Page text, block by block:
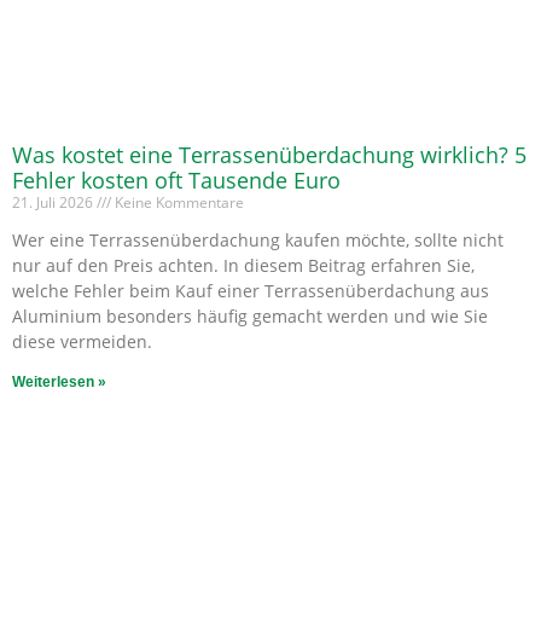
Was kostet eine Terrassenüberdachung wirklich? 5
Fehler kosten oft Tausende Euro
21. Juli 2026 Keine Kommentare
Wer eine Terrassenüberdachung kaufen möchte, sollte nicht
nur auf den Preis achten. In diesem Beitrag erfahren Sie,
welche Fehler beim Kauf einer Terrassenüberdachung aus
Aluminium besonders häufig gemacht werden und wie Sie
diese vermeiden.
Weiterlesen »